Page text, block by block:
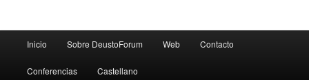
Ir al contenido principal
Ir al contenido secundario
Inicio Sobre DeustoForum Web Contacto
Conferencias Castellano